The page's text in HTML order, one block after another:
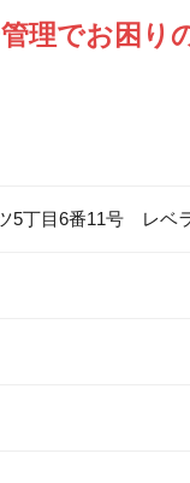
理でお困り
5丁目6番11号 レベ